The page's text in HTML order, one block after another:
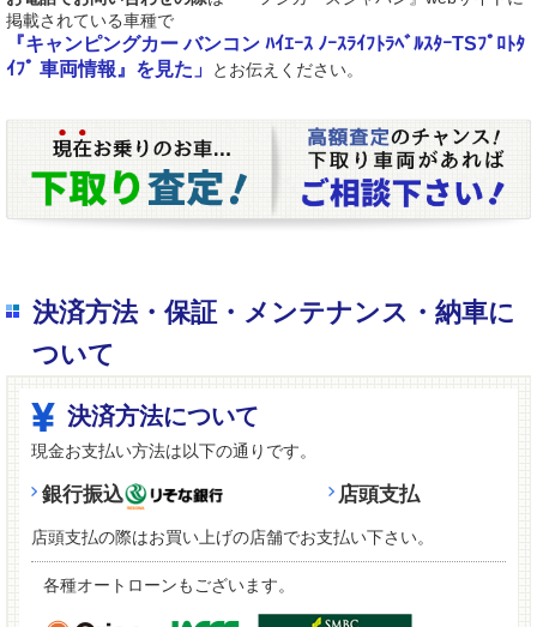
掲載されている車種で
『キャンピングカー バンコン ﾊｲｴｰｽ ﾉｰｽﾗｲﾌﾄﾗﾍﾞﾙｽﾀｰTSﾌﾟﾛﾄﾀ
ｲﾌﾟ 車両情報』を見た」
とお伝えください。
決済方法・保証・メンテナンス・納車に
ついて
決済方法について
現金お支払い方法は以下の通りです。
銀行振込 店頭支払
店頭支払の際はお買い上げの店舗でお支払い下さい。
各種オートローンもございます。